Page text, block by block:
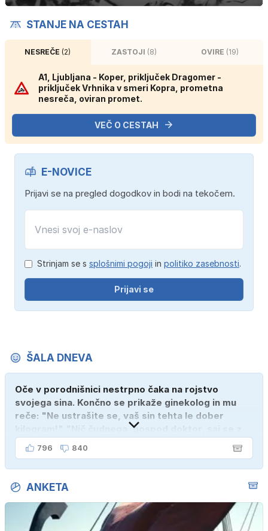
STANJE NA CESTAH
NESREČE(2) ZASTOJI (8) OVIRE (19)
A1, Ljubljana - Koper, priključek Dragomer -
priključek Vrhnika v smeri Kopra, prometna
nesreča, oviran promet.
VEČ O CESTAH
E-NOVICE
Prijavi se na pregled dogodkov in bodi na tekočem.
Strinjam se s splošnimi pogoji in politiko zasebnosti.
Prijavi se
ŠALA DNEVA
Oče v porodnišnici nestrpno čaka na rojstvo
svojega sina. Končno se prikaže ginekolog in mu
reče: "Ne ustrašite se, vaš sin tehta le dober
kilogram!" "Nič čudnega, gospod doktor, saj se z
ženo poznava šele tri mesece."
796 840
ANKETA